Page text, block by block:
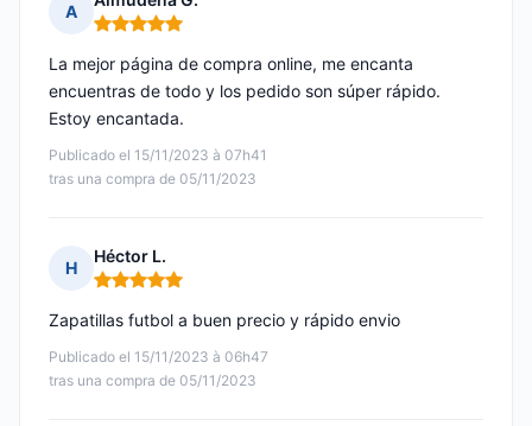
A
Nota: 5 de 5
Publicado el 15/11/2023 à 07h41
tras una compra de 05/11/2023
La mejor página de compra online, me encanta
encuentras de todo y los pedido son súper rápido.
Estoy encantada.
H
Héctor L.
Nota: 5 de 5
Publicado el 15/11/2023 à 06h47
tras una compra de 05/11/2023
Zapatillas futbol a buen precio y rápido envio